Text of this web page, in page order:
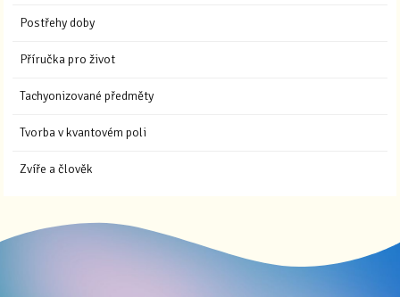
Postřehy doby
Příručka pro život
Tachyonizované předměty
Tvorba v kvantovém poli
Zvíře a člověk